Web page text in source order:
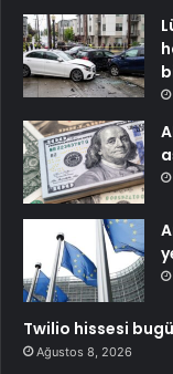
Twilio hissesi
Ağustos 8, 2026